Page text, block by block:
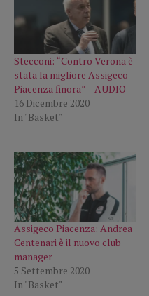
Stecconi: “Contro Verona è
stata la migliore Assigeco
Piacenza finora” – AUDIO
16 Dicembre 2020
In "Basket"
Assigeco Piacenza: Andrea
Centenari è il nuovo club
manager
5 Settembre 2020
In "Basket"